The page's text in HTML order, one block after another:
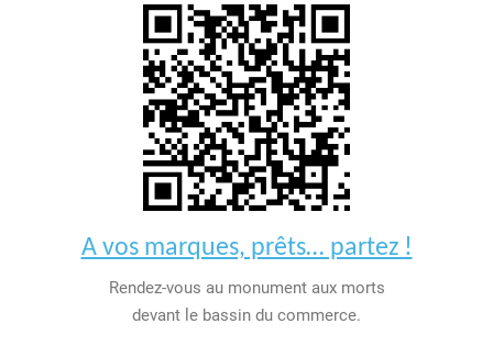
A vos marques, prêts… partez !
Rendez-vous au monument aux morts
devant le bassin du commerce.